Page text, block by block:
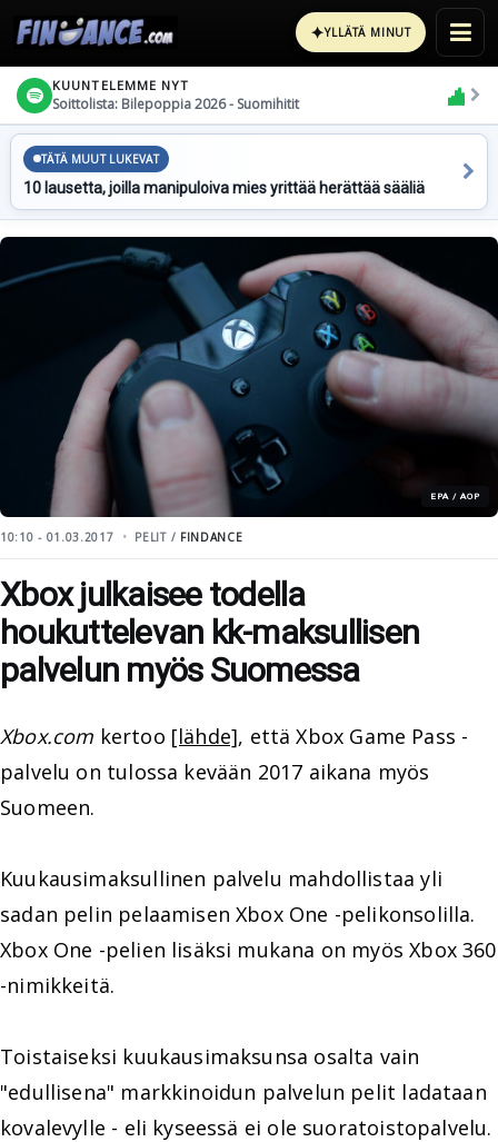
✦YLLÄTÄ MINUT
KUUNTELEMME NYT
Soittolista: Bilepoppia 2026 - Suomihitit
TÄTÄ MUUT LUKEVAT
10 lausetta, joilla manipuloiva mies yrittää herättää sääliä
EPA / AOP
10:10 - 01.03.2017 PELIT / FINDANCE
Xbox julkaisee todella
houkuttelevan kk-maksullisen
palvelun myös Suomessa
Xbox.com kertoo [lähde], että Xbox Game Pass -
palvelu on tulossa kevään 2017 aikana myös
Suomeen.
Kuukausimaksullinen palvelu mahdollistaa yli
sadan pelin pelaamisen Xbox One -pelikonsolilla.
Xbox One -pelien lisäksi mukana on myös Xbox 360
-nimikkeitä.
Toistaiseksi kuukausimaksunsa osalta vain
"edullisena" markkinoidun palvelun pelit ladataan
kovalevylle - eli kyseessä ei ole suoratoistopalvelu.